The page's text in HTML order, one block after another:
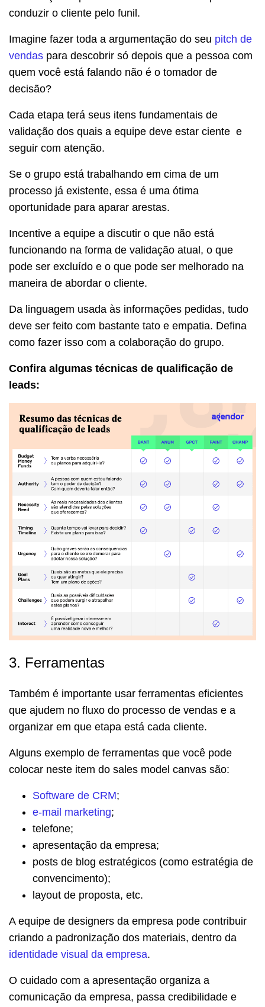
conduzir o cliente pelo funil.
Imagine fazer toda a argumentação do seu pitch de
vendas para descobrir só depois que a pessoa com
quem você está falando não é o tomador de
decisão?
Cada etapa terá seus itens fundamentais de
validação dos quais a equipe deve estar ciente e
seguir com atenção.
Se o grupo está trabalhando em cima de um
processo já existente, essa é uma ótima
oportunidade para aparar arestas.
Incentive a equipe a discutir o que não está
funcionando na forma de validação atual, o que
pode ser excluído e o que pode ser melhorado na
maneira de abordar o cliente.
Da linguagem usada às informações pedidas, tudo
deve ser feito com bastante tato e empatia. Defina
como fazer isso com a colaboração do grupo.
Confira algumas técnicas de qualificação de
leads:
3. Ferramentas
Também é importante usar ferramentas eficientes
que ajudem no fluxo do processo de vendas e a
organizar em que etapa está cada cliente.
Alguns exemplo de ferramentas que você pode
colocar neste item do sales model canvas são:
Software de CRM;
e-mail marketing;
telefone;
apresentação da empresa;
posts de blog estratégicos (como estratégia de
convencimento);
layout de proposta, etc.
A equipe de designers da empresa pode contribuir
criando a padronização dos materiais, dentro da
identidade visual da empresa.
O cuidado com a apresentação organiza a
comunicação da empresa, passa credibilidade e